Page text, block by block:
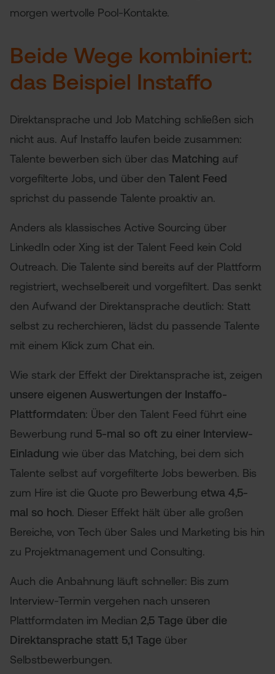
morgen wertvolle Pool-Kontakte.
Beide Wege kombiniert:
das Beispiel Instaffo
Direktansprache und Job Matching schließen sich
nicht aus. Auf Instaffo laufen beide zusammen:
Talente bewerben sich über das Matching auf
vorgefilterte Jobs, und über den Talent Feed
sprichst du passende Talente proaktiv an.
Anders als klassisches Active Sourcing über
LinkedIn oder Xing ist der Talent Feed kein Cold
Outreach. Die Talente sind bereits auf der Plattform
registriert, wechselbereit und vorgefiltert. Das senkt
den Aufwand der Direktansprache deutlich: Statt
selbst zu recherchieren, lädst du passende Talente
mit einem Klick zum Chat ein.
Wie stark der Effekt der Direktansprache ist, zeigen
unsere eigenen Auswertungen der Instaffo-
Plattformdaten: Über den Talent Feed führt eine
Bewerbung rund 5-mal so oft zu einer Interview-
Einladung wie über das Matching, bei dem sich
Talente selbst auf vorgefilterte Jobs bewerben. Bis
zum Hire ist die Quote pro Bewerbung etwa 4,5-
mal so hoch. Dieser Effekt hält über alle großen
Bereiche, von Tech über Sales und Marketing bis hin
zu Projektmanagement und Consulting.
Auch die Anbahnung läuft schneller: Bis zum
Interview-Termin vergehen nach unseren
Plattformdaten im Median 2,5 Tage über die
Direktansprache statt 5,1 Tage über
Selbstbewerbungen.